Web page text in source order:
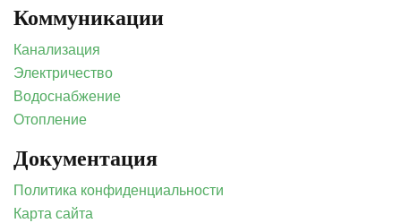
Коммуникации
Канализация
Электричество
Водоснабжение
Отопление
Документация
Политика конфиденциальности
Карта сайта